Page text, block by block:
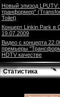
Новый эпизод LPUTV:
транформер"
Toilet)
Концерт Linkin Park в
19.07.2009
Видео с концерта
премьеры
HDTV качестве
Статистика